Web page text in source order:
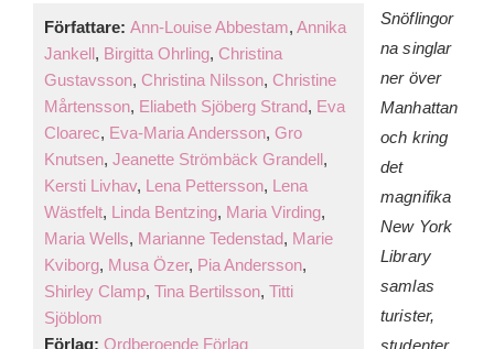
Författare: Ann-Louise Abbestam, Annika
Jankell, Birgitta Ohrling, Christina
Gustavsson, Christina Nilsson, Christine
Mårtensson, Eliabeth Sjöberg Strand, Eva
Cloarec, Eva-Maria Andersson, Gro
Knutsen, Jeanette Strömbäck Grandell,
Kersti Livhav, Lena Pettersson, Lena
Wästfelt, Linda Bentzing, Maria Virding,
Maria Wells, Marianne Tedenstad, Marie
Kviborg, Musa Özer, Pia Andersson,
Shirley Clamp, Tina Bertilsson, Titti
Sjöblom
Förlag: Ordberoende Förlag
Snöflingor
na singlar
ner över
Manhattan
och kring
det
magnifika
New York
Library
samlas
turister,
studenter,